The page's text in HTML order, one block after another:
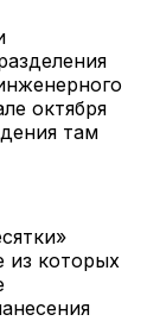
октября
там
из которых